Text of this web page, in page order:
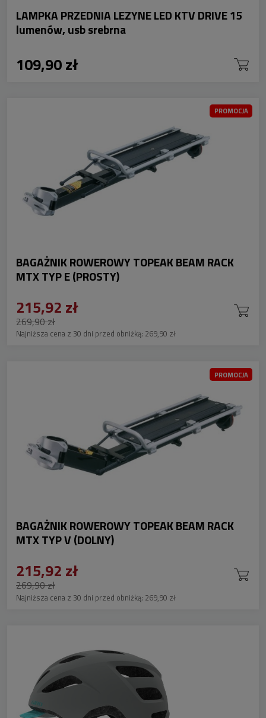
LAMPKA PRZEDNIA LEZYNE LED KTV DRIVE 15
lumenów, usb srebrna
109,90 zł
BAGAŻNIK ROWEROWY TOPEAK BEAM RACK
MTX TYP E (PROSTY)
215,92 zł
269,90 zł
Najniższa cena z 30 dni przed obniżką: 269,90 zł
PROMOCJA
BAGAŻNIK ROWEROWY TOPEAK BEAM RACK
MTX TYP V (DOLNY)
215,92 zł
269,90 zł
Najniższa cena z 30 dni przed obniżką: 269,90 zł
PROMOCJA